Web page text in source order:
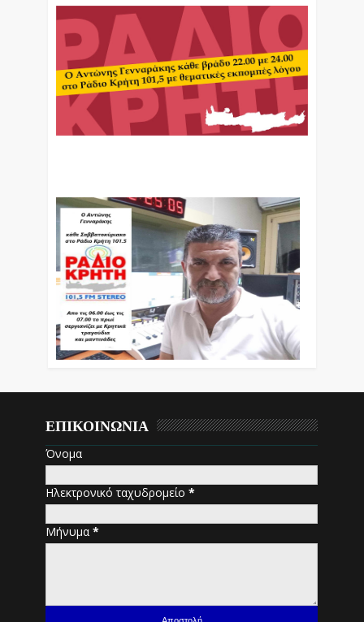
ΕΠΙΚΟΙΝΩΝΙΑ
Όνομα
Ηλεκτρονικό ταχυδρομείο*
Μήνυμα*